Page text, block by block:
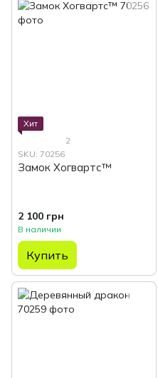
Хит
2
SKU: 70256
Замок Хогвартс™
2 100 грн
В наличии
Купить